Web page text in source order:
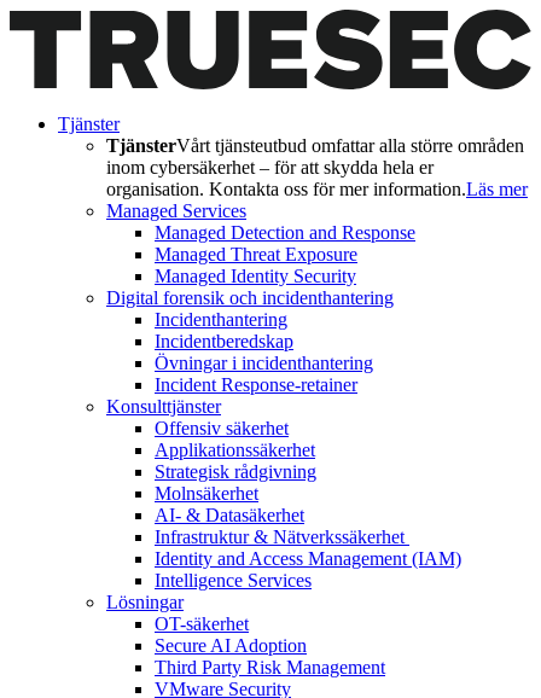
Tjänster
TjänsterVårt tjänsteutbud omfattar alla större områden
inom cybersäkerhet – för att skydda hela er
organisation. Kontakta oss för mer information.Läs mer
Managed Services
Managed Detection and Response
Managed Threat Exposure
Managed Identity Security
Digital forensik och incidenthantering
Incidenthantering
Incidentberedskap
Övningar i incidenthantering
Incident Response-retainer
Konsulttjänster
Offensiv säkerhet
Applikationssäkerhet
Strategisk rådgivning
Molnsäkerhet
AI- & Datasäkerhet
Infrastruktur & Nätverkssäkerhet
Identity and Access Management (IAM)
Intelligence Services
Lösningar
OT-säkerhet
Secure AI Adoption
Third Party Risk Management
VMware Security